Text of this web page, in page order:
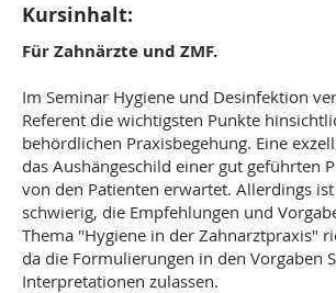
Kursinhalt:
Für Zahnärzte und ZMF.
Im Seminar Hygiene und Desinfektion
Referent die wichtigsten Punkte
behördlichen Praxisbegehung. Eine
das Aushängeschild einer gut geführten
von den Patienten erwartet. Allerdings
schwierig, die Empfehlungen und
Thema "Hygiene in der Zahnarztpraxis"
da die Formulierungen in den Vorgaben
Interpretationen zulassen.